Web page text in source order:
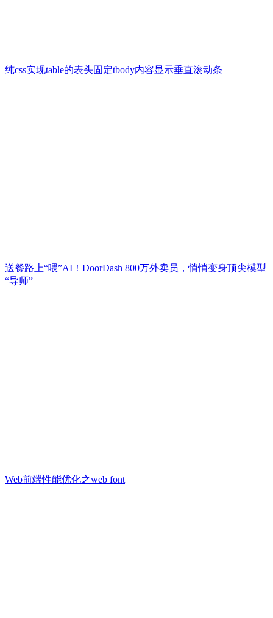
纯css实现table的表头固定tbody内容显示垂直滚动条
送餐路上“喂”AI！DoorDash 800万外卖员，悄悄变身顶尖模型
“导师”
Web前端性能优化之web font